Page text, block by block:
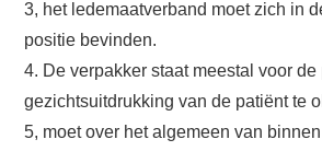
3, het ledemaatverband moet zich in
positie bevinden.
4. De verpakker staat meestal voor de
gezichtsuitdrukking van de patiënt te
5, moet over het algemeen van